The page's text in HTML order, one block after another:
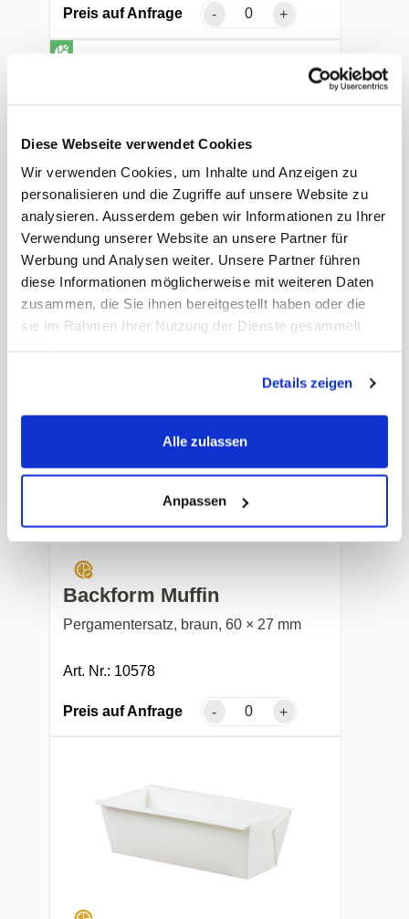
Diese Webseite verwendet Cookies
Wir verwenden Cookies, um Inhalte und Anzeigen zu
personalisieren und die Zugriffe auf unsere Website zu
analysieren. Ausserdem geben wir Informationen zu Ihrer
Verwendung unserer Website an unsere Partner für
Werbung und Analysen weiter. Unsere Partner führen
diese Informationen möglicherweise mit weiteren Daten
zusammen, die Sie ihnen bereitgestellt haben oder die
sie im Rahmen Ihrer Nutzung der Dienste gesammelt
Details zeigen
Alle zulassen
Anpassen
Preis auf Anfrage - +
Backform Muffin
Pergamentersatz, braun, 50 × 32 mm
Art. Nr.: 10577
Backform Muffin
Pergamentersatz, braun, 60 × 27 mm
Art. Nr.: 10578
Preis auf Anfrage - +